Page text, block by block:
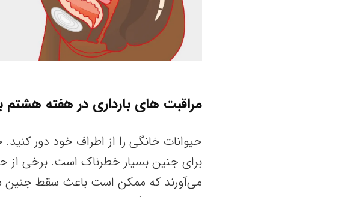
مراقبت های بارداری در هفته هشتم
حیوانات خانگی را از اطراف خود دور
برای جنین بسیار خطرناک است. برخی از
می‌آورند که ممکن است باعث سقط جنین